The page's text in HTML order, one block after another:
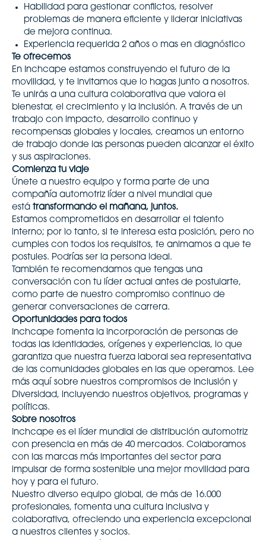
Habilidad para gestionar conflictos, resolver
problemas de manera eficiente y liderar iniciativas
de mejora continua.
Experiencia requerida 2 años o mas en diagnóstico
Te ofrecemos
En Inchcape estamos construyendo el futuro de la
movilidad, y te invitamos que lo hagas junto a nosotros.
Te unirás a una cultura colaborativa que valora el
bienestar, el crecimiento y la inclusión. A través de un
trabajo con impacto, desarrollo continuo y
recompensas globales y locales, creamos un entorno
de trabajo donde las personas pueden alcanzar el éxito
y sus aspiraciones.
Comienza tu viaje
Únete a nuestro equipo y forma parte de una
compañía automotriz líder a nivel mundial que
está transformando el mañana, juntos.
Estamos comprometidos en desarrollar el talento
interno; por lo tanto, si te interesa esta posición, pero no
cumples con todos los requisitos, te animamos a que te
postules. Podrías ser la persona ideal.
También te recomendamos que tengas una
conversación con tu líder actual antes de postularte,
como parte de nuestro compromiso continuo de
generar conversaciones de carrera.
Oportunidades para todos
Inchcape fomenta la incorporación de personas de
todas las identidades, orígenes y experiencias, lo que
garantiza que nuestra fuerza laboral sea representativa
de las comunidades globales en las que operamos. Lee
más aquí sobre nuestros compromisos de Inclusión y
Diversidad, incluyendo nuestros objetivos, programas y
políticas.
Sobre nosotros
Inchcape es el líder mundial de distribución automotriz
con presencia en más de 40 mercados. Colaboramos
con las marcas más importantes del sector para
impulsar de forma sostenible una mejor movilidad para
hoy y para el futuro.
Nuestro diverso equipo global, de más de 16.000
profesionales, fomenta una cultura inclusiva y
colaborativa, ofreciendo una experiencia excepcional
a nuestros clientes y socios.